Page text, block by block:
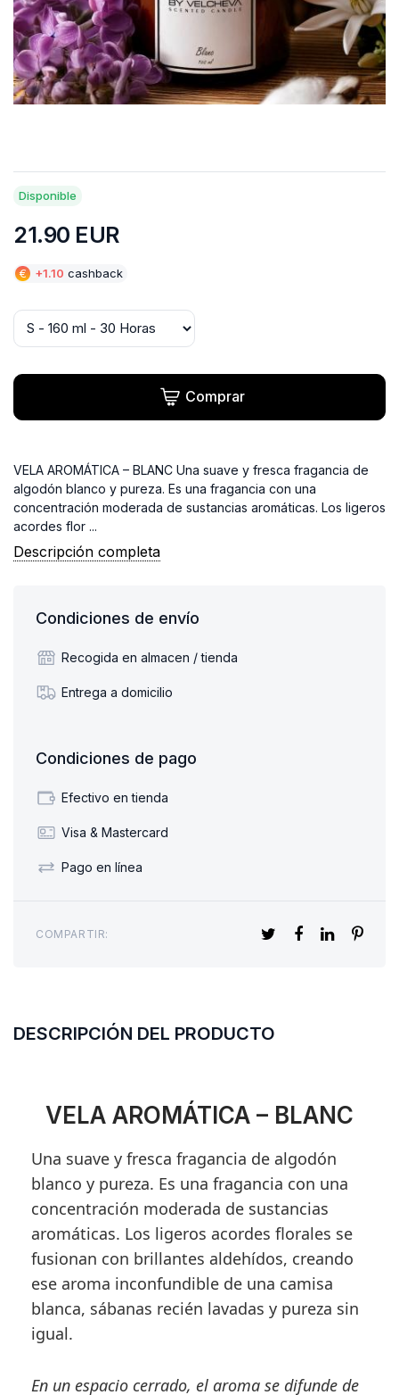
Disponible
21.90 EUR
€ +1.10 cashback
Comprar
VELA AROMÁTICA – BLANC Una suave y fresca fragancia de
algodón blanco y pureza. Es una fragancia con una
concentración moderada de sustancias aromáticas. Los ligeros
acordes flor ...
Descripción completa
Condiciones de envío
Recogida en almacen / tienda
Entrega a domicilio
Condiciones de pago
Efectivo en tienda
Visa & Mastercard
Pago en línea
COMPARTIR:
DESCRIPCIÓN DEL PRODUCTO
VELA AROMÁTICA – BLANC
Una suave y fresca fragancia de algodón
blanco y pureza. Es una fragancia con una
concentración moderada de sustancias
aromáticas. Los ligeros acordes florales se
fusionan con brillantes aldehídos, creando
ese aroma inconfundible de una camisa
blanca, sábanas recién lavadas y pureza sin
igual.
En un espacio cerrado, el aroma se difunde de